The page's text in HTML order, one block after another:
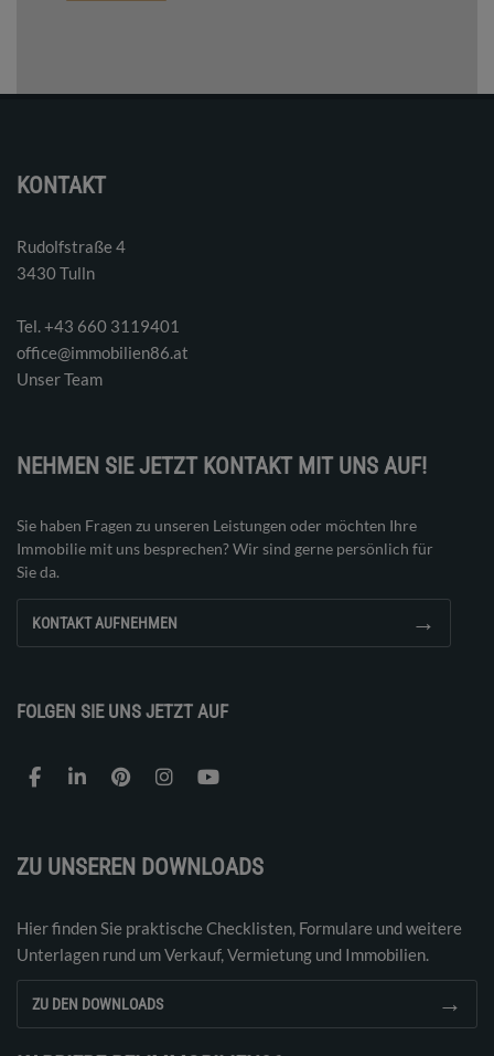
KONTAKT
Rudolfstraße 4
3430 Tulln
Tel. ‭+43 660 3119401‬
office@immobilien86.at
Unser Team
NEHMEN SIE JETZT KONTAKT MIT UNS AUF!
Sie haben Fragen zu unseren Leistungen oder möchten Ihre
Immobilie mit uns besprechen? Wir sind gerne persönlich für
Sie da.
KONTAKT AUFNEHMEN →
FOLGEN SIE UNS JETZT AUF
ZU UNSEREN DOWNLOADS
Hier finden Sie praktische Checklisten, Formulare und weitere
Unterlagen rund um Verkauf, Vermietung und Immobilien.
ZU DEN DOWNLOADS →